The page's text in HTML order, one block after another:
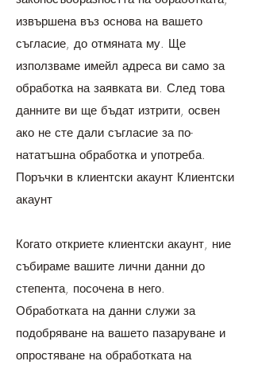
извършена въз основа на вашето
съгласие, до отмяната му. Ще
използваме имейл адреса ви само за
обработка на заявката ви. След това
данните ви ще бъдат изтрити, освен
ако не сте дали съгласие за по-
нататъшна обработка и употреба.
Поръчки в клиентски акаунт Клиентски
акаунт
Когато откриете клиентски акаунт, ние
събираме вашите лични данни до
степента, посочена в него.
Обработката на данни служи за
подобряване на вашето пазаруване и
опростяване на обработката на